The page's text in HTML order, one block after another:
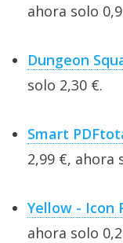
ahora solo
Dungeon
solo 2,30 €.
Smart
2,99 €, ahora
Yellow - Icon
ahora solo